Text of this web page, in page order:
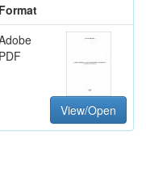
Format
PDF
View/Open